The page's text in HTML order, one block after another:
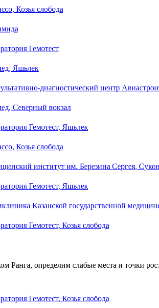
, Козья слобода
Гемотест
, Яшьлек
диагностический центр
, Северный вокзал
Гемотест, Яшьлек
, Козья слобода
институт им. Березина Сергея,
Гемотест, Яшьлек
Казанской государственной
Гемотест, Козья слобода
Ранга, определим слабые места и точки
Гемотест, Козья слобода